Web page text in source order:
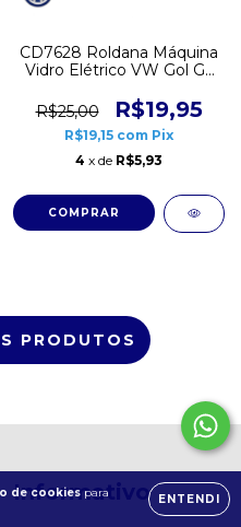
de cookies para
ENTENDI
CD7628 Roldana Máquina
Vidro Elétrico VW Gol G5
R$25,00
R$19,95
R$19,15 com Pix
4 x de R$5,93
PRODUTOS
Informativo